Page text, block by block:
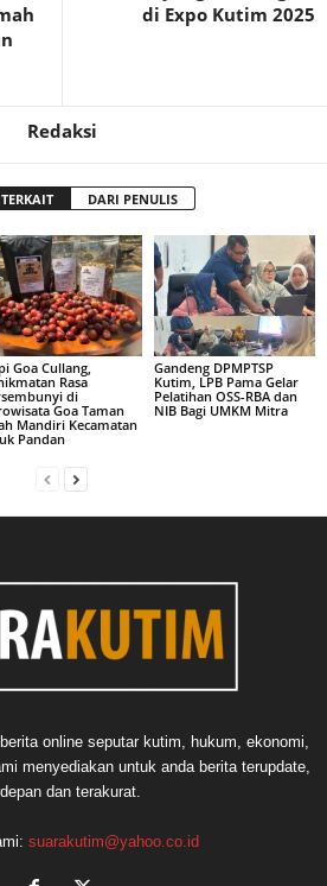
di Expo Kutim 2025
Redaksi
DARI PENULIS
Goa Cullang,
Rasa
di
Goa Taman
Mandiri Kecamatan
Pandan
Gandeng DPMPTSP
Kutim, LPB Pama Gelar
Pelatihan OSS-RBA dan
NIB Bagi UMKM Mitra
online seputar kutim, hukum, ekonomi,
menyediakan untuk anda berita terupdate,
dan terakurat.
suarakutim@yahoo.co.id